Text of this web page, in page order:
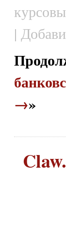
|
→»